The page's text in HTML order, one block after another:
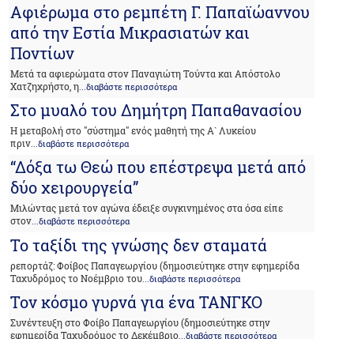
Αφιέρωμα στο ρεμπέτη Γ. Παπαϊώαννου
από την Εστία Μικρασιατών και
Ποντίων
Μετά τα αφιερώματα στον Παναγιώτη Τούντα και Απόστολο
Χατζηχρήστο, η...διαβάστε περισσότερα
Στο μυαλό του Δημήτρη Παπαθανασίου
H μεταβολή στο "σύστημα" ενός μαθητή της Α` Λυκείου
πριν...διαβάστε περισσότερα
“Δόξα τω Θεώ που επέστρεψα μετά από
δύο χειρουργεία”
Μιλώντας μετά τον αγώνα έδειξε συγκινημένος στα όσα είπε
στον...διαβάστε περισσότερα
Το ταξίδι της γνώσης δεν σταματά
ρεπορτάζ: Φοίβος Παπαγεωργίου (δημοσιεύτηκε στην εφημερίδα
Ταχυδρόμος το Νοέμβριο του ...διαβάστε περισσότερα
Τον κόσμο γυρνά για ένα ΤΑΝΓΚΟ
Συνέντευξη στο Φοίβο Παπαγεωργίου (δημοσιεύτηκε στην
εφημερίδα Ταχυδρόμος το Δεκέμβριο...διαβάστε περισσότερα